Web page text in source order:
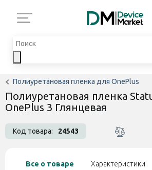
Полиуретановая пленка для OnePlus
Полиуретановая пленка
OnePlus 3 Глянцевая
Код товара: 24543
Все о товаре Характеристики